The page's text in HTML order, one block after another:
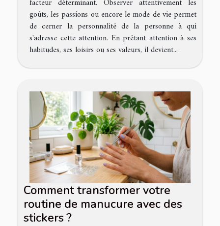
goûts, les passions ou encore le mode de vie permet
de cerner la personnalité de la personne à qui
s'adresse cette attention. En prêtant attention à ses
habitudes, ses loisirs ou ses valeurs, il devient...
Comment transformer votre
routine de manucure avec des
stickers ?